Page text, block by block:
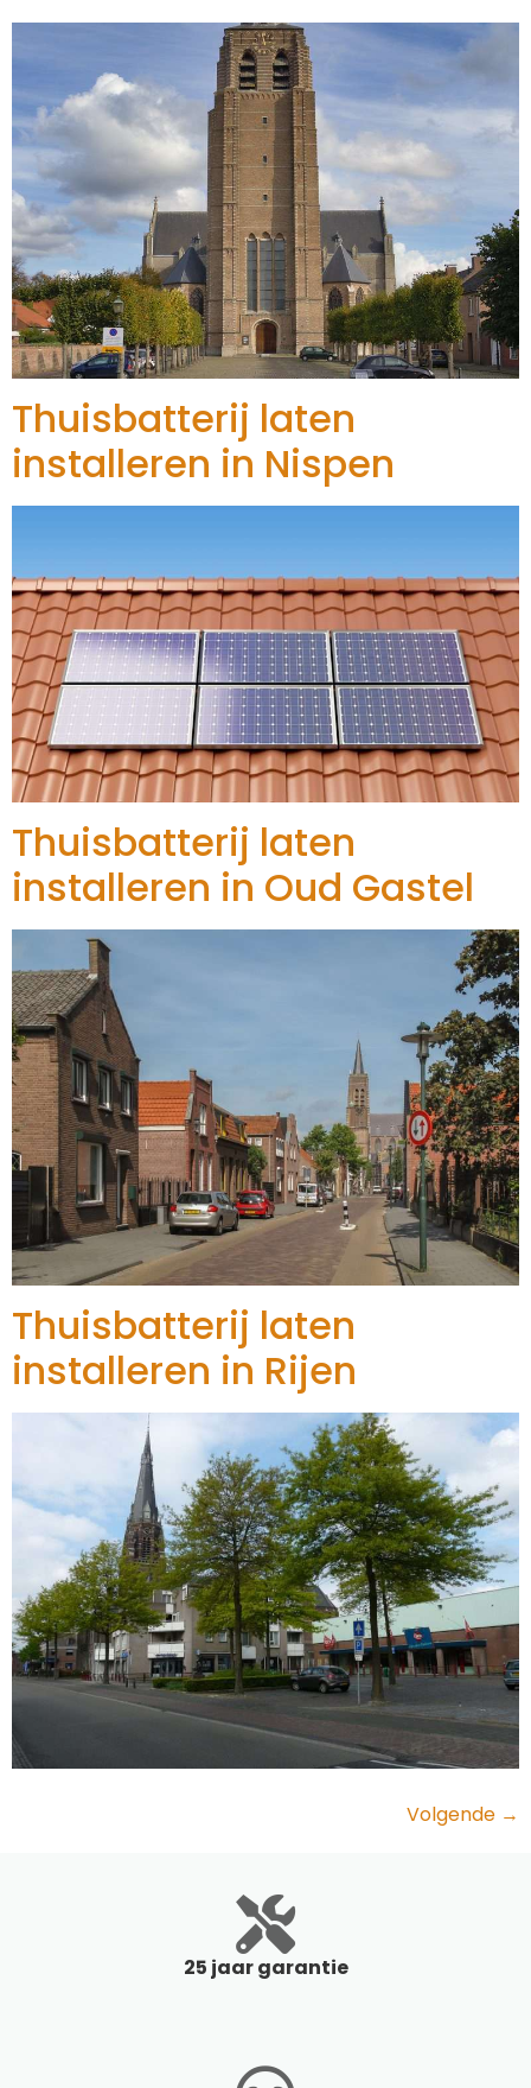
Thuisbatterij laten
installeren in Nispen
Thuisbatterij laten
installeren in Oud Gastel
Thuisbatterij laten
installeren in Rijen
Volgende →
25 jaar garantie